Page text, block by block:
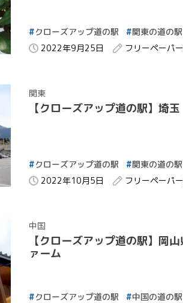
クローズアップ道の駅
関東の道の駅
2022年9月25日
フリーペーパ
関東
【クローズアップ道の駅】埼
クローズアップ道の駅
関東の道の駅
2022年10月5日
フリーペーパ
中国
【クローズアップ道の駅】岡
ァーム
クローズアップ道の駅 中国の道の駅